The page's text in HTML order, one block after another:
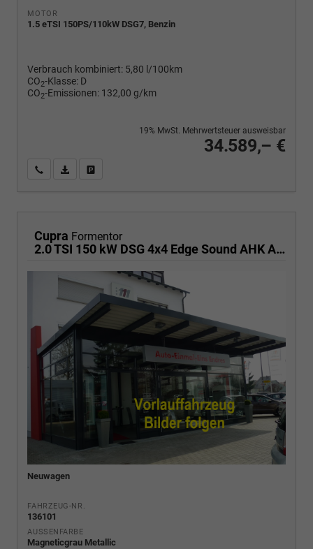
MOTOR
1.5 eTSI 150PS/110kW DSG7, Benzin
Verbrauch kombiniert: 5,80 l/100km
CO2-Klasse: D
CO2-Emissionen: 132,00 g/km
34.589,– €
19% MwSt. Mehrwertsteuer ausweisbar
Wir rufen Sie anPDF-Fahrzeugexposé drucken
Cupra Formentor
2.0 TSI 150 kW DSG 4x4 Edge Sound AHK ACC LED
Neuwagen
FAHRZEUG-NR.
136101
AUSSENFARBE
Magneticgrau Metallic